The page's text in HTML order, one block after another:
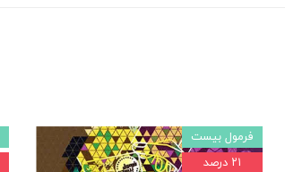
فرمول بیست
۲۱ درصد